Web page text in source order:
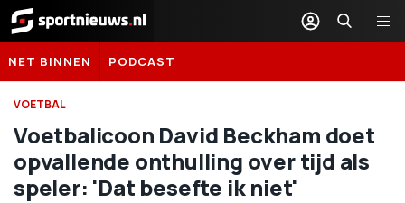
Sportnieuws.nl
NET BINNEN PODCAST
VOETBAL
Voetbalicoon David Beckham doet
opvallende onthulling over tijd als
speler: 'Dat besefte ik niet'